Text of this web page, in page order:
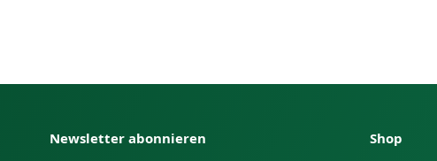
Newsletter abonnieren Shop